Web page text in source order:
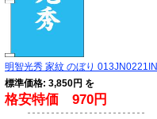
明智光秀 家紋 のぼり 013JN0221IN
標準価格: 3,850円 を
格安特価 970円